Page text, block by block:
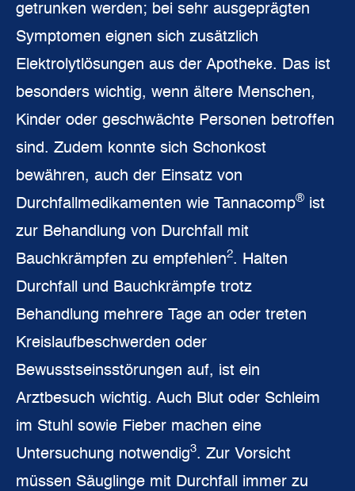
getrunken werden; bei sehr ausgeprägten
Symptomen eignen sich zusätzlich
Elektrolytlösungen aus der Apotheke. Das ist
besonders wichtig, wenn ältere Menschen,
Kinder oder geschwächte Personen betroffen
sind. Zudem konnte sich Schonkost
bewähren, auch der Einsatz von
Durchfallmedikamenten wie Tannacomp® ist
zur Behandlung von Durchfall mit
Bauchkrämpfen zu empfehlen2. Halten
Durchfall und Bauchkrämpfe trotz
Behandlung mehrere Tage an oder treten
Kreislaufbeschwerden oder
Bewusstseinsstörungen auf, ist ein
Arztbesuch wichtig. Auch Blut oder Schleim
im Stuhl sowie Fieber machen eine
Untersuchung notwendig3. Zur Vorsicht
müssen Säuglinge mit Durchfall immer zu